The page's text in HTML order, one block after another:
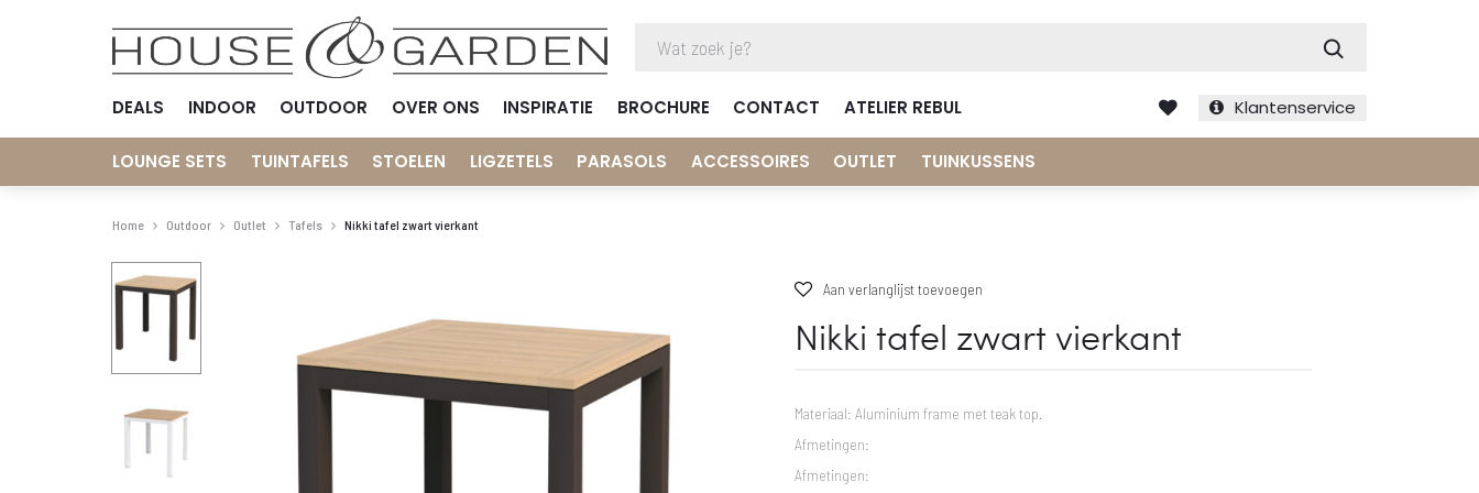
DEALS INDOOR OUTDOOR OVER ONS INSPIRATIE BROCHURE CONTACT ATELIER REBUL Klantenservice
LOUNGE SETS TUINTAFELS STOELEN LIGZETELS PARASOLS ACCESSOIRES OUTLET TUINKUSSENS
Home Outdoor Outlet Tafels Nikki tafel zwart vierkant
Aan verlanglijst toevoegen
Nikki tafel zwart vierkant
Materiaal: Aluminium frame met teak top.
Afmetingen:
Afmetingen: